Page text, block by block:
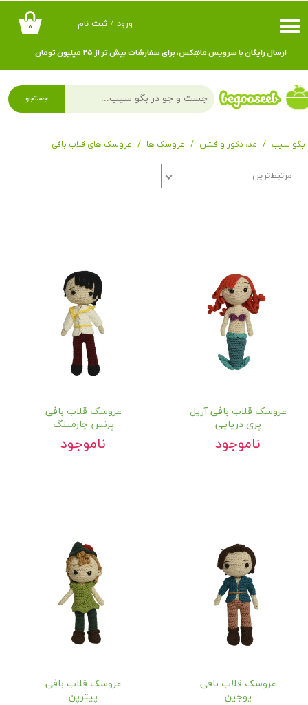
۰ ورود / ثبت نام
حساب کاربری من
تغییر گذر واژه
سفارشات
ارسال رایگان با سرویس ماهِکس، برای سفارشات بیش تر از ۲۵ میلیون تومان
جستجو
بگو سیب مد، دکور و فشن عروسک ها عروسک های قلاب بافی
مرتبط‌ترین
عروسک قلاب بافی آریل
پری دریایی
ناموجود
عروسک قلاب بافی
پرنس چارمینگ
ناموجود
عروسک قلاب بافی
یوجین
عروسک قلاب بافی
پیترپن